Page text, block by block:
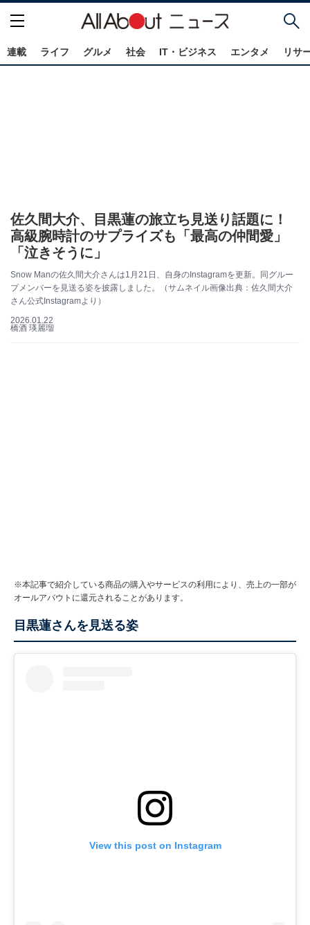
連載 ライフ グルメ 社会 IT・ビジネス エンタメ リサ
佐久間大介、目黒蓮の旅立ち見送り話題に！
高級腕時計のサプライズも「最高の仲間愛」
「泣きそうに」
Snow Manの佐久間大介さんは1月21日、自身のInstagramを更新。同グルー
プメンバーを見送る姿を披露しました。（サムネイル画像出典：佐久間大介
さん公式Instagramより）
2026.01.22
橋酒 瑛麗瑠
※本記事で紹介している商品の購入やサービスの利用により、売上の一部が
オールアバウトに還元されることがあります。
目黒蓮さんを見送る姿
View this post on Instagram